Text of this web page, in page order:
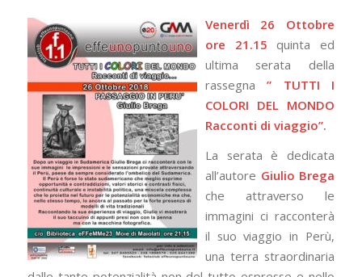
Venerdì 26 Ottobre
ore 21.15 quinta ed
ultima serata della
rassegna” TUTTI I
COLORI DEL MONDO
Racconti di viaggio”.
La serata è dedicata
all’autore Giulio Brega
che attraverso le
immagini ci racconterà
il suo viaggio in Perù,
una terra straordinaria